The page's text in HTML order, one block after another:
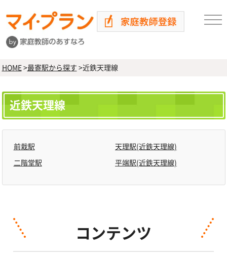
HOME>最寄駅から探す >近鉄天理線
近鉄天理線
前栽駅 天理駅(近鉄天理線)
二階堂駅 平端駅(近鉄天理線)
コンテンツ